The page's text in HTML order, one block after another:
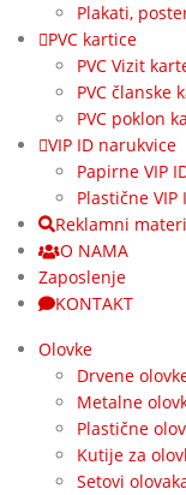
Plakati,
PVC kartice
PVC Vizit
PVC članske
PVC poklon
VIP ID narukvice
Papirne VIP
Plastične
Reklamni
O NAMA
Zaposlenje
KONTAKT
Olovke
Drvene
Metalne
Plastične
Kutije za
Setovi